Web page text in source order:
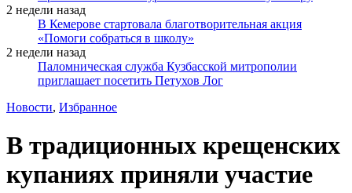
2 недели назад
В Кемерове стартовала благотворительная акция
«Помоги собраться в школу»
2 недели назад
Паломническая служба Кузбасской митрополии
приглашает посетить Петухов Лог
Новости, Избранное
В традиционных крещенских
купаниях приняли участие